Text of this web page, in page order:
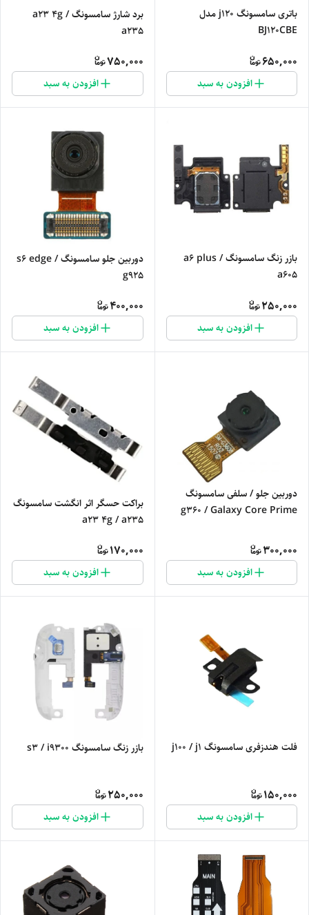
باتری سامسونگ j120 مدل
BJ120CBE
650,000
افزودن به سبد
برد شارژ سامسونگ a23 4g /
a235
750,000
افزودن به سبد
بازر زنگ سامسونگ a6 plus /
a605
250,000
افزودن به سبد
دوربین جلو سامسونگ s6 edge /
g925
400,000
افزودن به سبد
دوربین جلو / سلفی سامسونگ
g360 / Galaxy Core Prime
300,000
افزودن به سبد
براکت حسگر اثر انگشت سامسونگ
a23 4g / a235
170,000
افزودن به سبد
فلت هندزفری سامسونگ j100 / j1
150,000
افزودن به سبد
بازر زنگ سامسونگ s3 / i9300
250,000
افزودن به سبد